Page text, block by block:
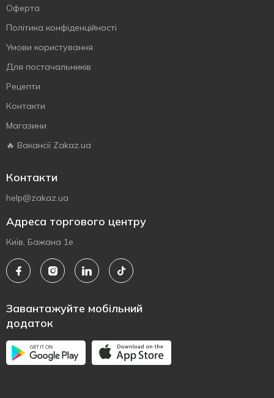
Оферта
Політика конфіденційності
Умови користування
Для постачальників
Рецепти
Контакти
Магазини
🔥 Вакансії Zakaz.ua
Контакти
help@zakaz.ua
Адреса торгового центру
Київ, Бажана 1е
Завантажуйте мобільний
додаток